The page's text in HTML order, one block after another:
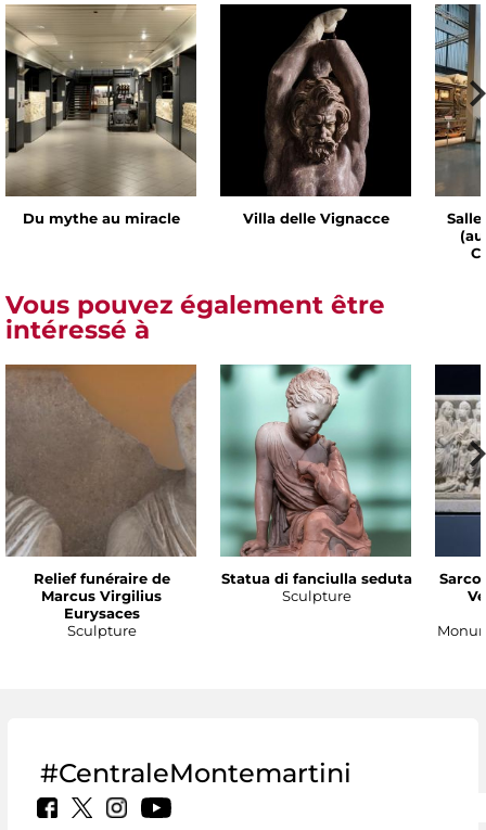
Du mythe au miracle Villa delle Vignacce
Salle
Vous pouvez également être
intéressé à
Relief funéraire de
Marcus Virgilius
Eurysaces
Sculpture
Statua di fanciulla seduta
Sculpture
#CentraleMontemartini